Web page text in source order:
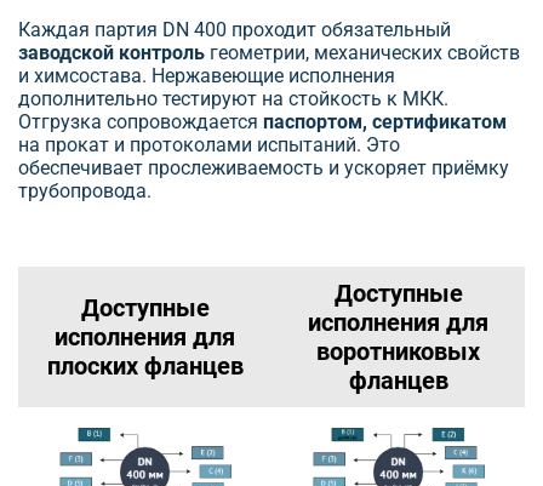
Каждая партия DN 400 проходит обязательный
заводской контроль геометрии, механических свойств
и химсостава. Нержавеющие исполнения
дополнительно тестируют на стойкость к МКК.
Отгрузка сопровождается паспортом, сертификатом
на прокат и протоколами испытаний. Это
обеспечивает прослеживаемость и ускоряет приёмку
трубопровода.
Доступные
исполнения для
плоских фланцев
Доступные
исполнения для
воротниковых
фланцев